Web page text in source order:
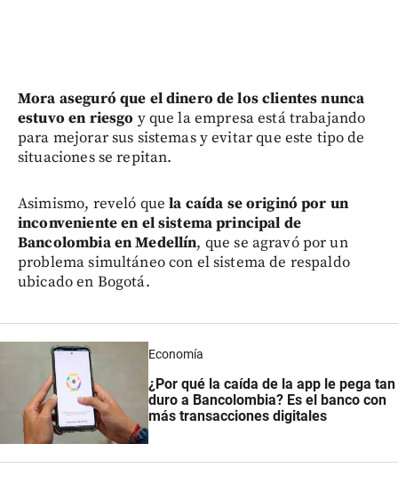
Mora aseguró que el dinero de los clientes nunca
estuvo en riesgo y que la empresa está trabajando
para mejorar sus sistemas y evitar que este tipo de
situaciones se repitan.
Asimismo, reveló quela caída se originó por un
inconveniente en el sistema principal de
Bancolombia en Medellín, que se agravó por un
problema simultáneo con el sistema de respaldo
ubicado en Bogotá.
Economía
¿Por qué la caída de la app le pega tan
duro a Bancolombia? Es el banco con
más transacciones digitales